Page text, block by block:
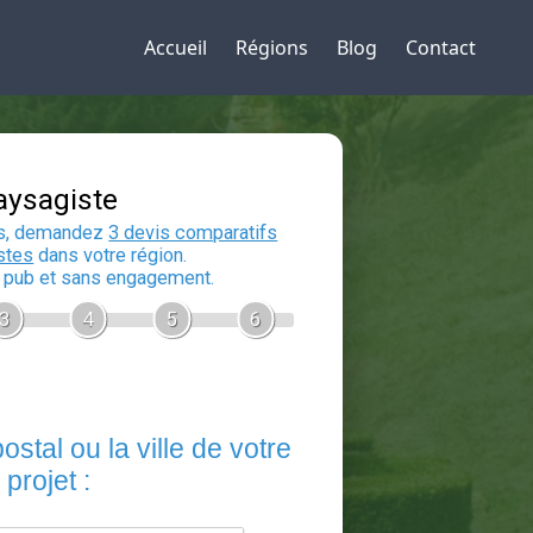
Accueil Régions Blog Contact
Devis Paysagiste
En 5 minutes, demandez
auxpaysagistesdans votre région.
Gratuit, sans pub et sans engagement.